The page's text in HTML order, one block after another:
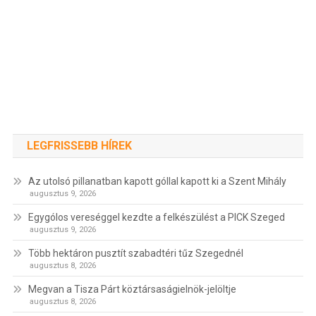
LEGFRISSEBB HÍREK
Az utolsó pillanatban kapott góllal kapott ki a Szent Mihály
augusztus 9, 2026
Egygólos vereséggel kezdte a felkészülést a PICK Szeged
augusztus 9, 2026
Több hektáron pusztít szabadtéri tűz Szegednél
augusztus 8, 2026
Megvan a Tisza Párt köztársaságielnök-jelöltje
augusztus 8, 2026